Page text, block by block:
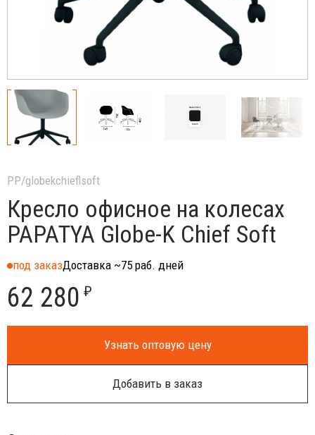
PP/globekchieflsoft
Кресло офисное на колесах
PAPATYA Globe-K Chief Soft
под заказДоставка ~75 раб. дней
62 280 ₽
Узнать оптовую цену
Добавить в заказ